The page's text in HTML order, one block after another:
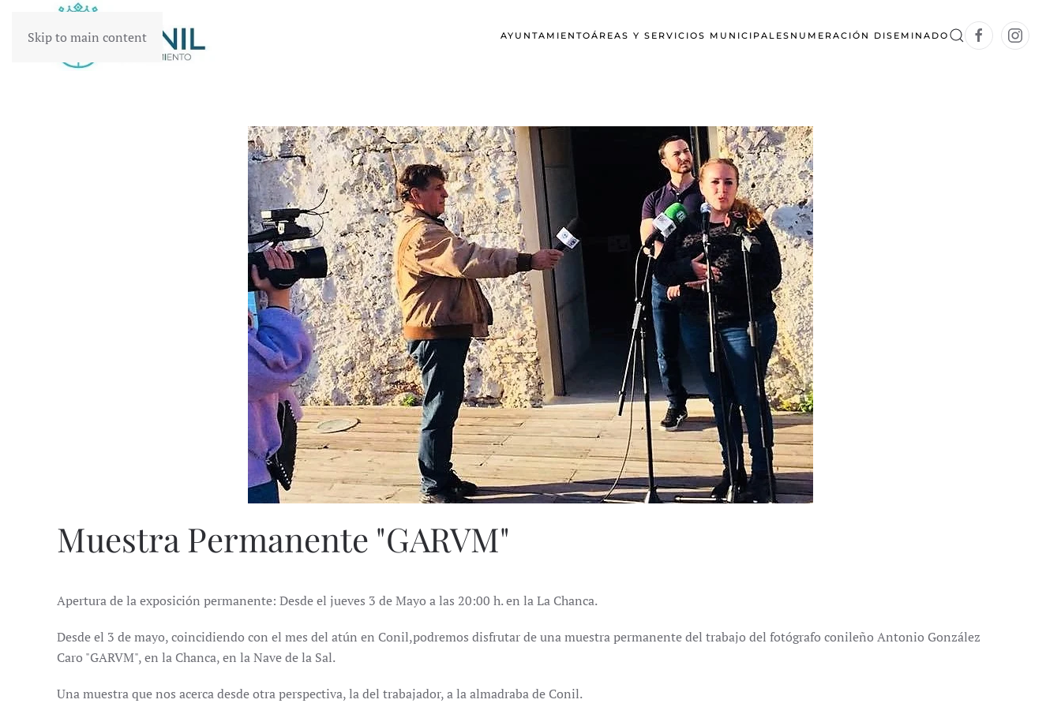
Skip to main content AYUNTAMIENTOÁREAS Y SERVICIOS MUNICIPALES NUMERACIÓN DISEMINADO
Muestra Permanente "GARVM"
Apertura de la exposición permanente: Desde el jueves 3 de Mayo a las 20:00 h. en la La Chanca.
Desde el 3 de mayo, coincidiendo con el mes del atún en Conil,podremos disfrutar de una muestra permanente del trabajo del fotógrafo conileño Antonio González
Caro "GARVM", en la Chanca, en la Nave de la Sal.
Una muestra que nos acerca desde otra perspectiva, la del trabajador, a la almadraba de Conil.